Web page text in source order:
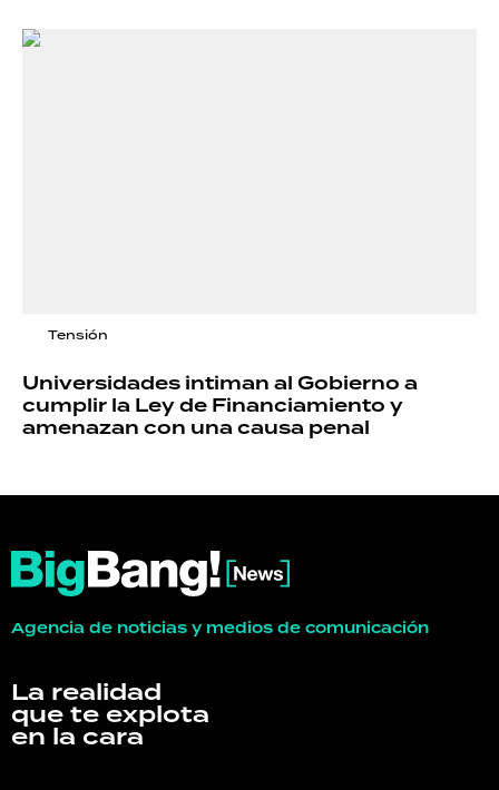
Tensión
Universidades intiman al Gobierno a
cumplir la Ley de Financiamiento y
amenazan con una causa penal
Agencia de noticias y medios de comunicación
La realidad
que te explota
en la cara